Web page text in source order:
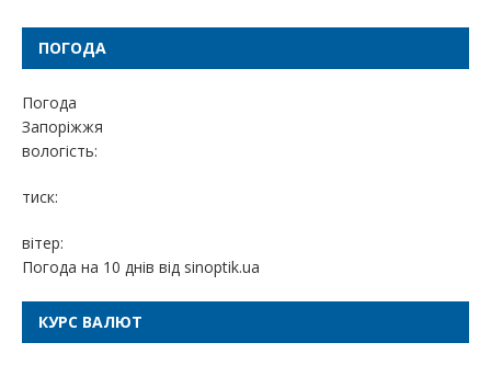
ПОГОДА
Погода
Запоріжжя
вологість:
тиск:
вітер:
Погода на 10 днів від sinoptik.ua
КУРС ВАЛЮТ